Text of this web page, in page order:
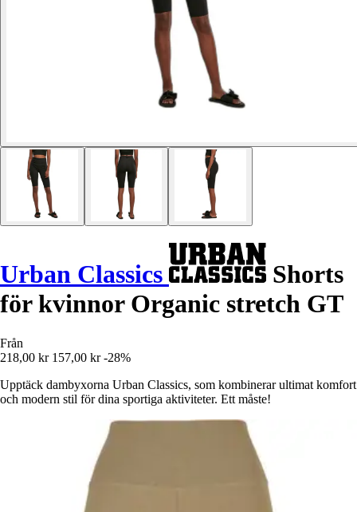
Urban Classics
Shorts
för kvinnor Organic stretch GT
Från
218,00 kr 157,00 kr -28%
Upptäck dambyxorna Urban Classics, som kombinerar ultimat komfort
och modern stil för dina sportiga aktiviteter. Ett måste!